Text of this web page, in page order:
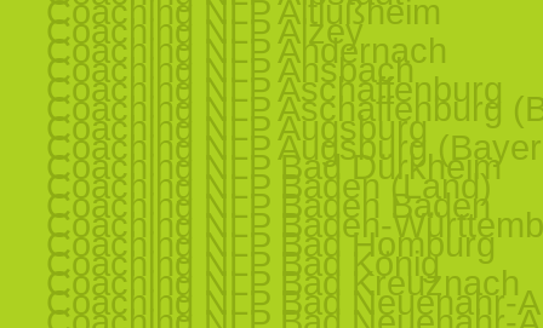
Coaching NLP Altlußheim
Coaching NLP Alzey
Coaching NLP Andernach
Coaching NLP Ansbach
Coaching NLP Aschaffenburg
Coaching NLP Aschaffenburg
Coaching NLP Augsburg
Coaching NLP Augsburg
Coaching NLP Bad Dürkheim
Coaching NLP Baden (Land)
Coaching NLP Baden Baden
Coaching NLP Baden-
Coaching NLP Bad Homburg
Coaching NLP Bad König
Coaching NLP Bad Kreuznach
Coaching NLP Bad Neuenahr-